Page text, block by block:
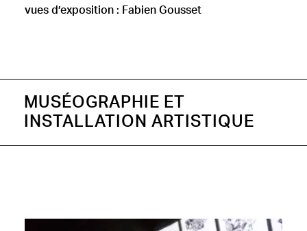
vues d’exposition : Fabien Gousset
MUSÉOGRAPHIE ET
INSTALLATION ARTISTIQUE